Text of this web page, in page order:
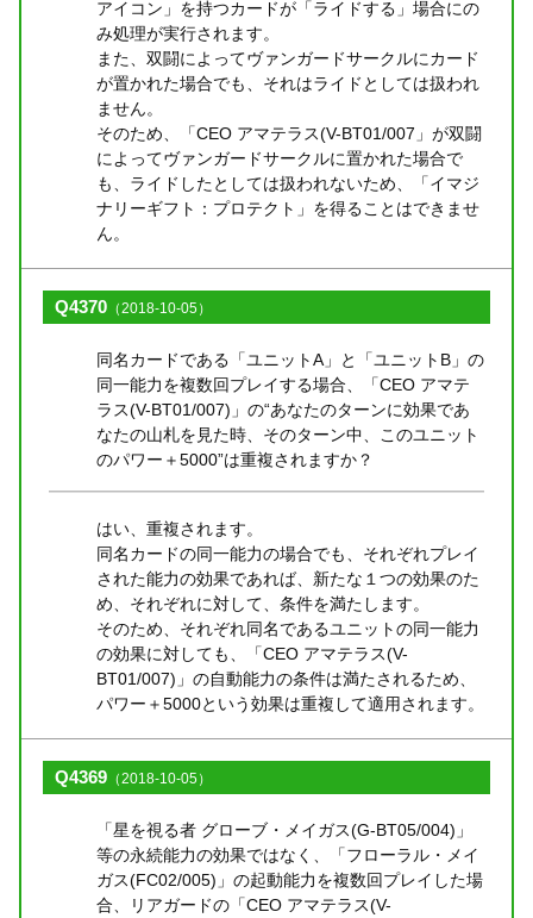
アイコン」を持つカードが「ライドする」場合にの
み処理が実行されます。
また、双闘によってヴァンガードサークルにカード
が置かれた場合でも、それはライドとしては扱われ
ません。
そのため、「CEO アマテラス(V-BT01/007」が双闘
によってヴァンガードサークルに置かれた場合で
も、ライドしたとしては扱われないため、「イマジ
ナリーギフト：プロテクト」を得ることはできませ
ん。
Q4370 （2018-10-05）
同名カードである「ユニットA」と「ユニットB」の
同一能力を複数回プレイする場合、「CEO アマテ
ラス(V-BT01/007)」の“あなたのターンに効果であ
なたの山札を見た時、そのターン中、このユニット
のパワー＋5000”は重複されますか？
はい、重複されます。
同名カードの同一能力の場合でも、それぞれプレイ
された能力の効果であれば、新たな１つの効果のた
め、それぞれに対して、条件を満たします。
そのため、それぞれ同名であるユニットの同一能力
の効果に対しても、「CEO アマテラス(V-
BT01/007)」の自動能力の条件は満たされるため、
パワー＋5000という効果は重複して適用されます。
Q4369 （2018-10-05）
「星を視る者 グローブ・メイガス(G-BT05/004)」
等の永続能力の効果ではなく、「フローラル・メイ
ガス(FC02/005)」の起動能力を複数回プレイした場
合、リアガードの「CEO アマテラス(V-